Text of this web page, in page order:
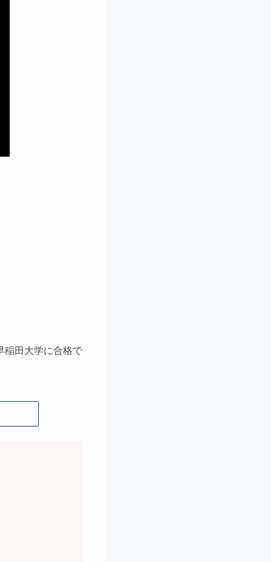
稲田大学に合格で
す。
本も使いましょ